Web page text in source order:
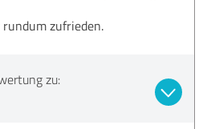
zufrieden.
zu: